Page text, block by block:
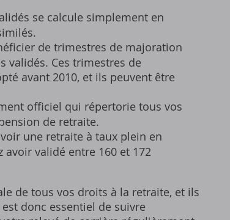
se calcule simplement en
de trimestres de majoration
validés. Ces trimestres de
avant 2010‚ et ils peuvent être
officiel qui répertorie tous vos
de retraite.
une retraite à taux plein en
avoir validé entre 160 et 172
de tous vos droits à la retraite‚ et ils
donc essentiel de suivre